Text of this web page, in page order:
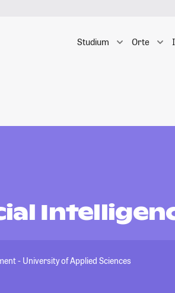
Studium Orte
- University of Applied Sciences